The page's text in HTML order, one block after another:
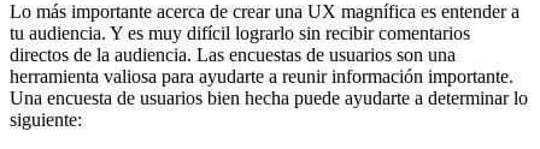
Lo más importante acerca de crear una UX magnífica es entender a
tu audiencia. Y es muy difícil lograrlo sin recibir comentarios
directos de la audiencia. Las encuestas de usuarios son una
herramienta valiosa para ayudarte a reunir información importante.
Una encuesta de usuarios bien hecha puede ayudarte a determinar lo
siguiente: